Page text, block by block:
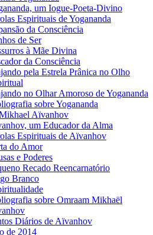
um Iogue-Poeta-Divino
Espirituais de Yogananda
da Consciência
de Ser
à Mãe Divina
da Consciência
pela Estrela Prânica no Olho
no Olhar Amoroso de Yogananda
sobre Yogananda
Aïvanhov
um Educador da Alma
Espirituais de Aïvanhov
do Amor
e Poderes
Recado Reencarnatório
Branco
sobre Omraam Mikhaël
Diários de Aïvanhov
de 2014